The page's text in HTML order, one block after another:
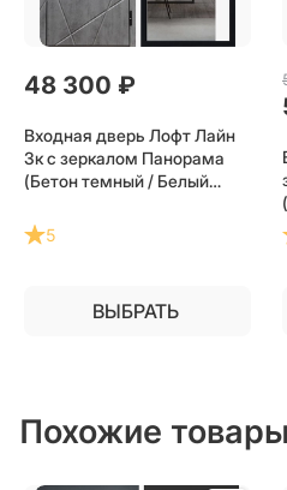
48 300 ₽
Входная дверь Лофт Лайн
3к с зеркалом Панорама
(Бетон темный / Белый
квартиру
5
ВЫБРАТЬ
Похожие товары